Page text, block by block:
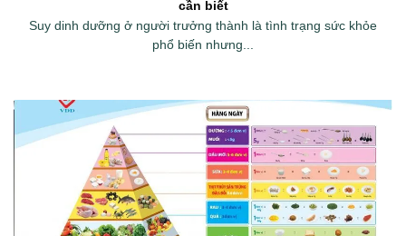
cần biết
Suy dinh dưỡng ở người trưởng thành là tình trạng sức khỏe
phổ biến nhưng...